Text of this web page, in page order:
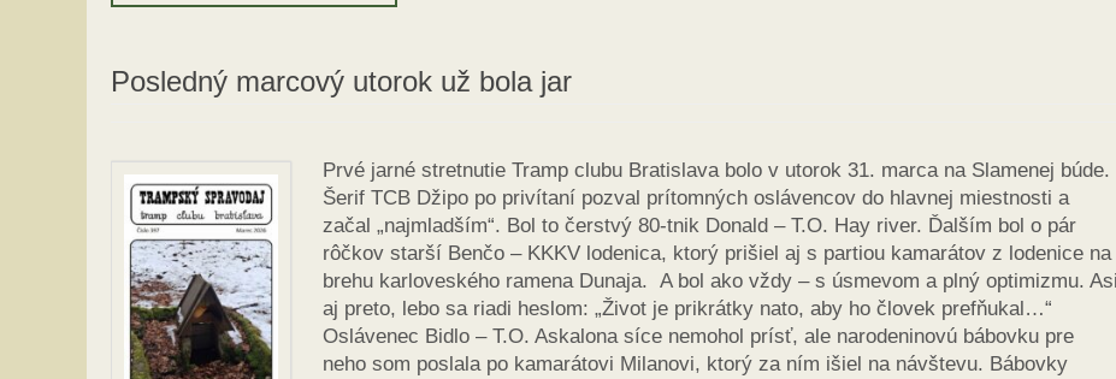
Posledný marcový utorok už bola jar
Prvé jarné stretnutie Tramp clubu Bratislava bolo v utorok 31. marca na Slamenej búde.
Šerif TCB Džipo po privítaní pozval prítomných oslávencov do hlavnej miestnosti a
začal „najmladším“. Bol to čerstvý 80-tnik Donald – T.O. Hay river. Ďalším bol o pár
rôčkov starší Benčo – KKKV lodenica, ktorý prišiel aj s partiou kamarátov z lodenice na
brehu karloveského ramena Dunaja. A bol ako vždy – s úsmevom a plný optimizmu. Asi
aj preto, lebo sa riadi heslom: „Život je prikrátky nato, aby ho človek prefňukal…“
Oslávenec Bidlo – T.O. Askalona síce nemohol prísť, ale narodeninovú bábovku pre
neho som poslala po kamarátovi Milanovi, ktorý za ním išiel na návštevu. Bábovky